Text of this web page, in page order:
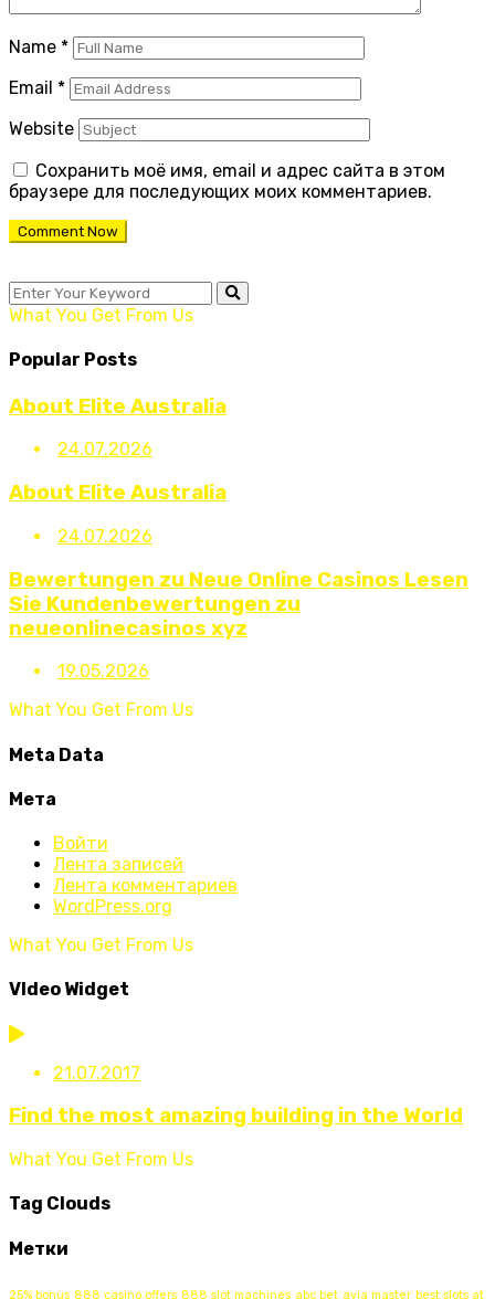
Name *
Email *
Website
Сохранить моё имя, email и адрес сайта в этом
браузере для последующих моих комментариев.
What You Get From Us
Popular Posts
About Elite Australia
24.07.2026
About Elite Australia
24.07.2026
Bewertungen zu Neue Online Casinos Lesen
Sie Kundenbewertungen zu
neueonlinecasinos xyz
19.05.2026
What You Get From Us
Meta Data
Мета
Войти
Лента записей
Лента комментариев
WordPress.org
What You Get From Us
VIdeo Widget
21.07.2017
Find the most amazing building in the World
What You Get From Us
Tag Clouds
Метки
25% bonus 888 casino offers 888 slot machines abc bet avia master best slots at